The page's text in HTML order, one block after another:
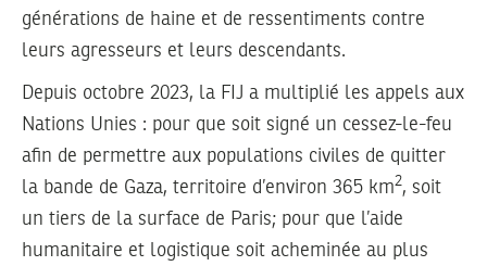
générations de haine et de ressentiments contre
leurs agresseurs et leurs descendants.
Depuis octobre 2023, la FIJ a multiplié les appels aux
Nations Unies : pour que soit signé un cessez-le-feu
afin de permettre aux populations civiles de quitter
la bande de Gaza, territoire d’environ 365 km2, soit
un tiers de la surface de Paris; pour que l’aide
humanitaire et logistique soit acheminée au plus